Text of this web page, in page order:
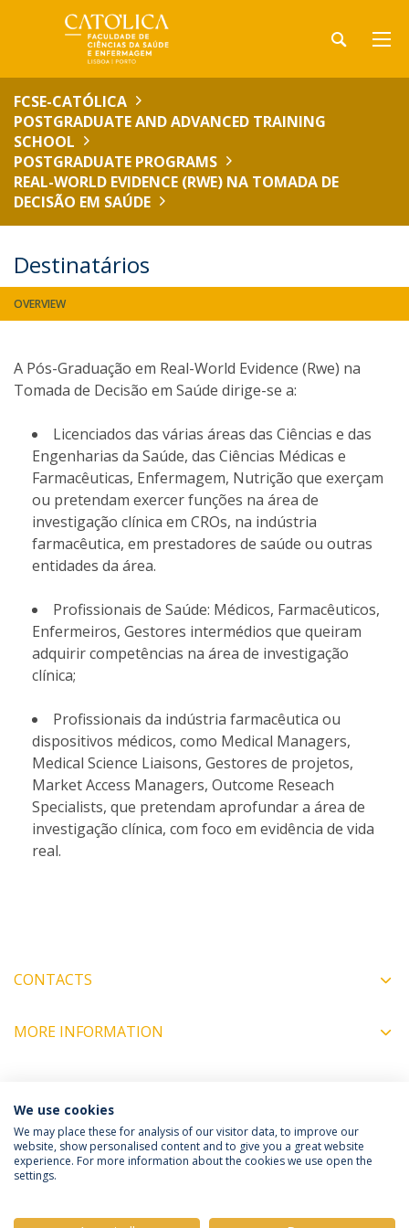
FCSE-CATÓLICA
POSTGRADUATE AND ADVANCED TRAINING
SCHOOL
POSTGRADUATE PROGRAMS
REAL-WORLD EVIDENCE (RWE) NA TOMADA DE
DECISÃO EM SAÚDE
Destinatários
OVERVIEW
A Pós-Graduação em Real-World Evidence (Rwe) na
Tomada de Decisão em Saúde dirige-se a:
Licenciados das várias áreas das Ciências e das
Engenharias da Saúde, das Ciências Médicas e
Farmacêuticas, Enfermagem, Nutrição que exerçam
ou pretendam exercer funções na área de
investigação clínica em CROs, na indústria
farmacêutica, em prestadores de saúde ou outras
entidades da área.
Profissionais de Saúde: Médicos, Farmacêuticos,
Enfermeiros, Gestores intermédios que queiram
adquirir competências na área de investigação
clínica;
Profissionais da indústria farmacêutica ou
dispositivos médicos, como Medical Managers,
Medical Science Liaisons, Gestores de projetos,
Market Access Managers, Outcome Reseach
Specialists, que pretendam aprofundar a área de
investigação clínica, com foco em evidência de vida
real.
CONTACTS
MORE INFORMATION
COORDINATORS
Política de Privacidade
Termos e Condições
We use cookies
We may place these for analysis of our visitor data, to improve our
website, show personalised content and to give you a great website
experience. For more information about the cookies we use open the
settings.